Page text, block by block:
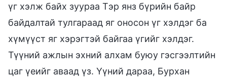
үг хэлж байх зуураа Тэр янз бүрийн байр
байдалтай тулгараад яг оносон үг хэлдэг ба
хүмүүст яг хэрэгтэй байгаа үгийг хэлдэг.
Түүний ажлын эхний алхам буюу гэсгээлтийн
цаг үеийг аваад үз. Үүний дараа, Бурхан